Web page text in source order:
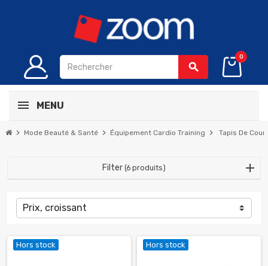
search
0
MENU
chevron_right Mode Beauté & Santé chevron_right Équipement Cardio Training chevron_right Tapis De
Filter (6 produits)
Prix, croissant
Hors stock Hors stock